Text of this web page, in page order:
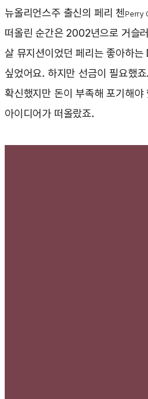
뉴올리언스주 출신의 페리 첸Perry
떠올린 순간은 2002년으로 거슬
살 뮤지션이었던 페리는 좋아하는
싶었어요. 하지만 선금이 필요했
확신했지만 돈이 부족해 포기해야
아이디어가 떠올랐죠.